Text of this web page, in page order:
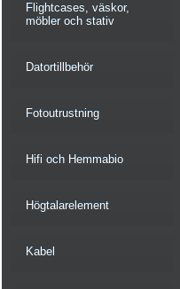
Flightcases, väskor,
möbler och stativ
Datortillbehör
Fotoutrustning
Hifi och Hemmabio
Högtalarelement
Kabel